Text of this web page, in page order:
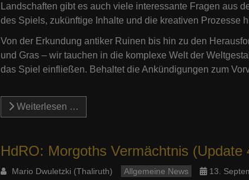
Landschaften gibt es auch viele interessante Fragen aus
des Spiels, zukünftige Inhalte und die kreativen Prozesse
Von der Erkundung antiker Ruinen bis hin zu den
und Gras – wir tauchen in die komplexe Welt der
das Spiel einfließen. Behaltet die Ankündigungen zum
Weiterlesen …
HdRO: Morgoths Vermächtnis (Update
Mario Dwuletzki (Thaliruth) Allgemeine News 13.